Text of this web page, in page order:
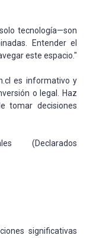
tecnología—son
Entender el
este espacio."
es informativo y
o legal. Haz
tomar decisiones
(Declarados
significativas